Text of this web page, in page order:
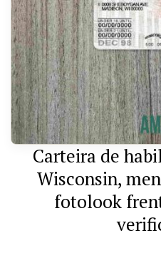
Carteira de
Wisconsin,
fotolook